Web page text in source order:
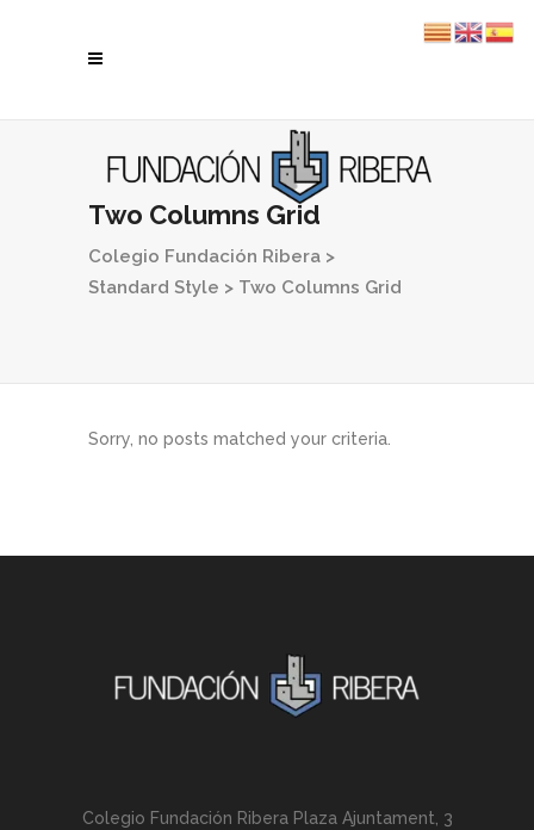
Two Columns Grid
Colegio Fundación Ribera >
Standard Style > Two Columns Grid
Sorry, no posts matched your criteria.
Colegio Fundación Ribera Plaza Ajuntament, 3